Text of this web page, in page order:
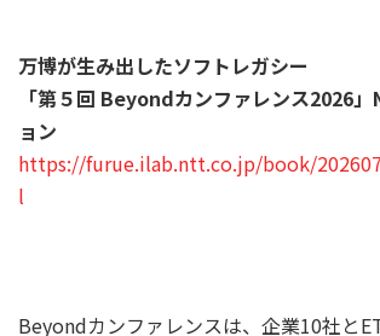
万博が生み出したソフトレガシー
「第５回 Beyondカンファレンス2026
ョン
https://furue.ilab.ntt.co.jp/book/
l
Beyondカンファレンスは、企業10社と